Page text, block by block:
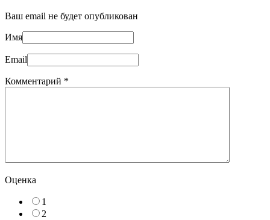
Ваш email не будет опубликован
Имя
Email
Комментарий *
Оценка
1
2